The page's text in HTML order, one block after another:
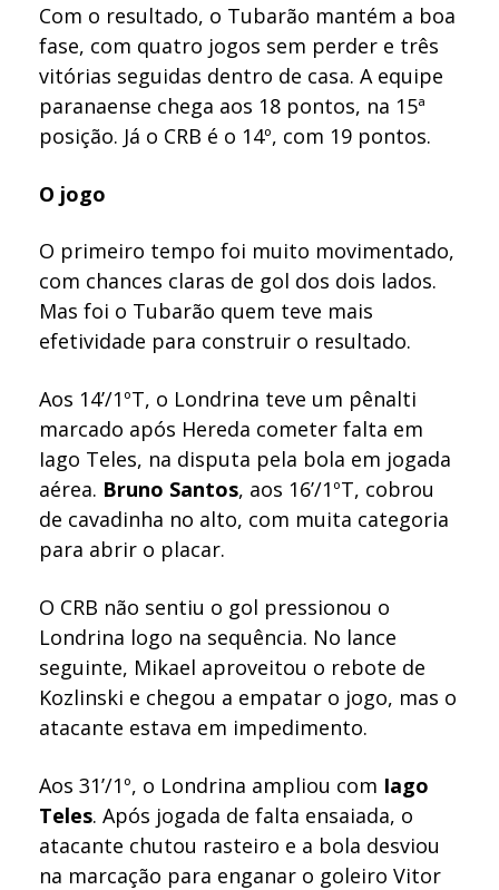
Com o resultado, o Tubarão mantém a boa
fase, com quatro jogos sem perder e três
vitórias seguidas dentro de casa. A equipe
paranaense chega aos 18 pontos, na 15ª
posição. Já o CRB é o 14º, com 19 pontos.
O jogo
O primeiro tempo foi muito movimentado,
com chances claras de gol dos dois lados.
Mas foi o Tubarão quem teve mais
efetividade para construir o resultado.
Aos 14’/1ºT, o Londrina teve um pênalti
marcado após Hereda cometer falta em
Iago Teles, na disputa pela bola em jogada
aérea. Bruno Santos, aos 16’/1ºT, cobrou
de cavadinha no alto, com muita categoria
para abrir o placar.
O CRB não sentiu o gol pressionou o
Londrina logo na sequência. No lance
seguinte, Mikael aproveitou o rebote de
Kozlinski e chegou a empatar o jogo, mas o
atacante estava em impedimento.
Aos 31’/1º, o Londrina ampliou com Iago
Teles. Após jogada de falta ensaiada, o
atacante chutou rasteiro e a bola desviou
na marcação para enganar o goleiro Vitor